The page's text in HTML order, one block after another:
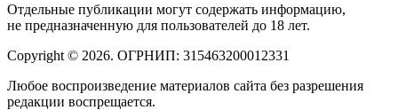
Отдельные публикации могут содержать информацию,
не предназначенную для пользователей до 18 лет.
Copyright © 2026. ОГРНИП: 315463200012331
Любое воспроизведение материалов сайта без разрешения
редакции воспрещается.